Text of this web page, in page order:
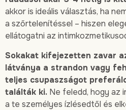
akkor is ideális választás, ha
a szőrtelenítéssel – hiszen
ellátogatni az
Sokakat kifejezetten zavar
látványa a strandon vagy
teljes csupaszságot
találták ki. Ne feledd, hogy az
a te személyes ízlésedtől és